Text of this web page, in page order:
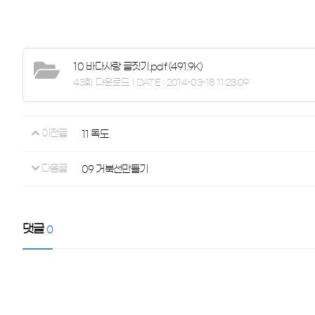
10 바다사랑 글짓기.pdf(491.9K)
43회 다운로드 | DATE : 2014-03-18 11:23:09
이전글 11 독도
다음글 09 거북선만들기
댓글0